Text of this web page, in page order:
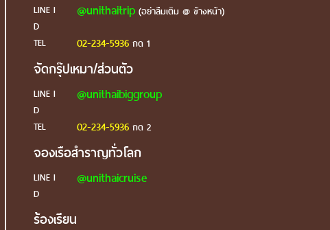
LINE I
D
@unithaitrip(อย่าลืมเติม @ ข้างหน้า)
TEL 02-234-5936กด 1
จัดกรุ๊ปเหมา/ส่วนตัว
LINE I
D
@unithaibiggroup
TEL 02-234-5936กด 2
จองเรือสำราญทั่วโลก
LINE I
D
@unithaicruise
ร้องเรียน